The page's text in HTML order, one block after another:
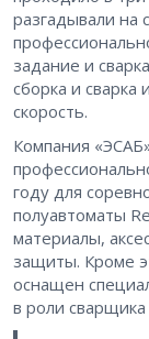
разгадывали на
задание и
сборка и сварка
скорость.
Компания
году для
полуавтоматы
материалы,
защиты. Кроме
оснащен
в роли